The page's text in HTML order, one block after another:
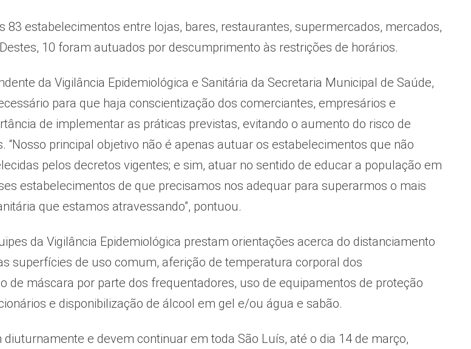
83 estabelecimentos entre lojas, bares, restaurantes, supermercados, mercados,
10 foram autuados por descumprimento às restrições de horários.
da Vigilância Epidemiológica e Sanitária da Secretaria Municipal de Saúde,
para que haja conscientização dos comerciantes, empresários e
de implementar as práticas previstas, evitando o aumento do risco de
“Nosso principal objetivo não é apenas autuar os estabelecimentos que não
pelos decretos vigentes; e sim, atuar no sentido de educar a população em
estabelecimentos de que precisamos nos adequar para superarmos o mais
que estamos atravessando”, pontuou.
da Vigilância Epidemiológica prestam orientações acerca do distanciamento
superfícies de uso comum, aferição de temperatura corporal dos
de máscara por parte dos frequentadores, uso de equipamentos de proteção
e disponibilização de álcool em gel e/ou água e sabão.
e devem continuar em toda São Luís, até o dia 14 de março,